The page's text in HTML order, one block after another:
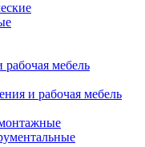
мебель
и рабочая мебель